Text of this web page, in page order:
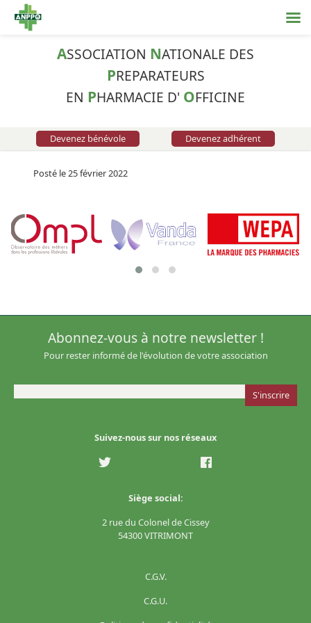
ASSOCIATION NATIONALE DES
PREPARATEURS
EN PHARMACIE D' OFFICINE
Devenez bénévole Devenez adhérent
Posté le 25 février 2022
Suivez-nous sur nos réseaux
Siège social:
2 rue du Colonel de Cissey
54300 VITRIMONT
Abonnez-vous à notre newsletter !
Pour rester informé de l'évolution de votre association
C.G.V.
C.G.U.